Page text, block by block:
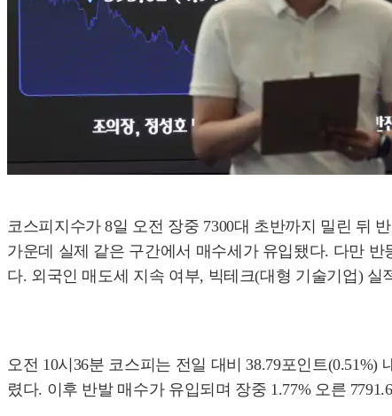
코스피지수가 8일 오전 장중 7300대 초반까지 밀린 뒤
가운데 실제 같은 구간에서 매수세가 유입됐다. 다만
다. 외국인 매도세 지속 여부, 빅테크(대형 기술기업)
오전 10시36분 코스피는 전일 대비 38.79포인트(0.51%)
렸다. 이후 반발 매수가 유입되며 장중 1.77% 오른